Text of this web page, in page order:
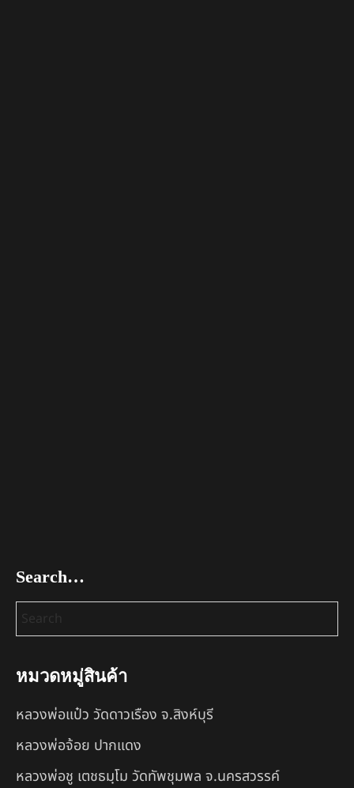
Search…
หมวดหมู่สินค้า
หลวงพ่อแป๋ว วัดดาวเรือง จ.สิงห์บุรี
หลวงพ่อจ้อย ปากแดง
หลวงพ่อชู เตชธมฺโม วัดทัพชุมพล จ.นครสวรรค์